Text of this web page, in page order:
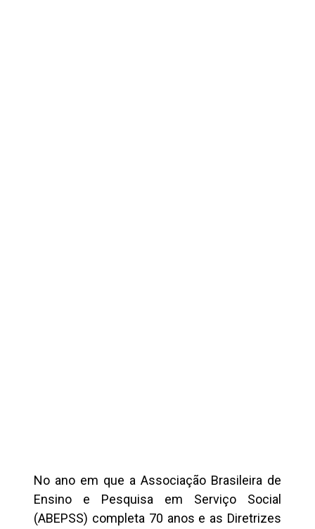
No ano em que a Associação Brasileira de
Ensino e Pesquisa em Serviço Social
(ABEPSS) completa 70 anos e as Diretrizes